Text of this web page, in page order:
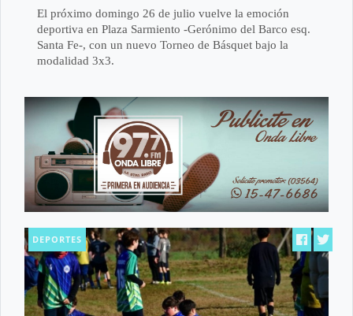
El próximo domingo 26 de julio vuelve la emoción
deportiva en Plaza Sarmiento -Gerónimo del Barco esq.
Santa Fe-, con un nuevo Torneo de Básquet bajo la
modalidad 3x3.
DEPORTES